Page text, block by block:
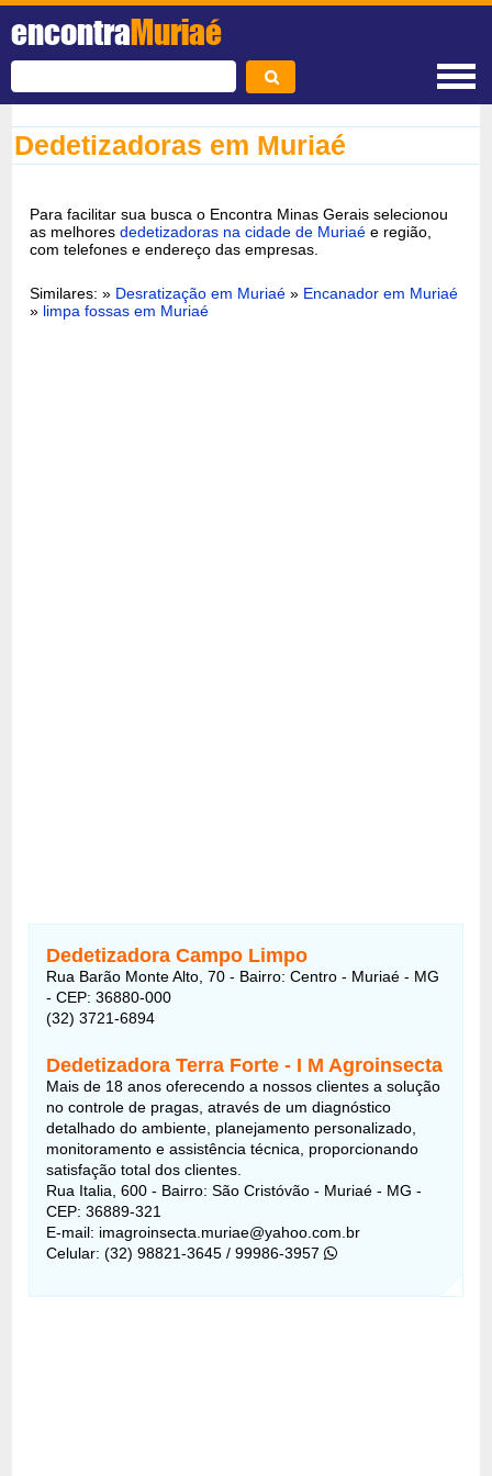
encontraMuriaé
Dedetizadoras em Muriaé
Para facilitar sua busca o Encontra Minas Gerais selecionou
as melhoresdedetizadoras na cidade de Muriaé e região,
com telefones e endereço das empresas.
Similares: » Desratização em Muriaé » Encanador em Muriaé
» limpa fossas em Muriaé
Dedetizadora Campo Limpo
Rua Barão Monte Alto, 70 - Bairro: Centro - Muriaé - MG
- CEP: 36880-000
(32) 3721-6894
Dedetizadora Terra Forte - I M Agroinsecta
Mais de 18 anos oferecendo a nossos clientes a solução
no controle de pragas, através de um diagnóstico
detalhado do ambiente, planejamento personalizado,
monitoramento e assistência técnica, proporcionando
satisfação total dos clientes.
Rua Italia, 600 - Bairro: São Cristóvão - Muriaé - MG -
CEP: 36889-321
E-mail: imagroinsecta.muriae@yahoo.com.br
Celular: (32) 98821-3645 / 99986-3957